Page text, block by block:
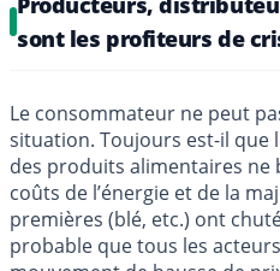
sont les profiteurs de
Le consommateur ne peut
situation. Toujours est-il que
des produits alimentaires ne
coûts de l’énergie et de la
premières (blé, etc.) ont
probable que tous les